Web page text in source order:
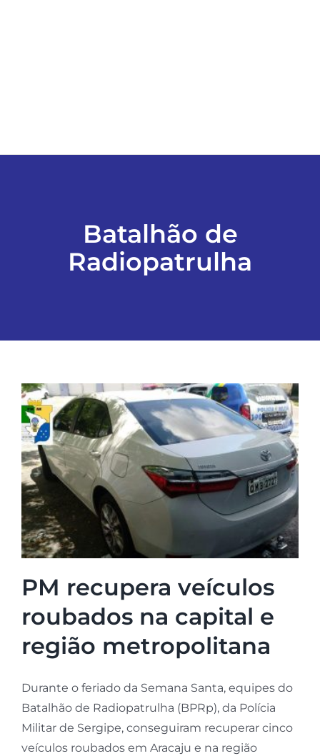
EDIÇÕES EM PDF
Batalhão de
Radiopatrulha
PM recupera veículos
roubados na capital e
região metropolitana
Durante o feriado da Semana Santa, equipes do
Batalhão de Radiopatrulha (BPRp), da Polícia
Militar de Sergipe, conseguiram recuperar cinco
veículos roubados em Aracaju e na região